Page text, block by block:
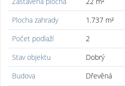
Plocha zahrady
1.737 m²
Počet podlaží
2
Stav objektu
Dobrý
Budova
Dřevěná